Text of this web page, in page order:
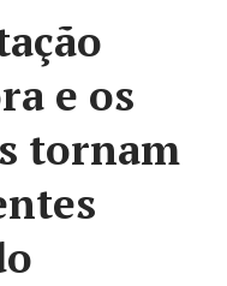
e os
tornam